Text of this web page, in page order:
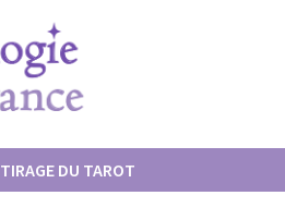
TIRAGE DU TAROT